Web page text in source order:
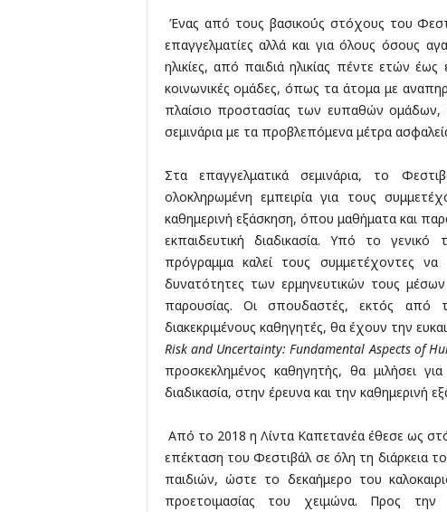
Ένας από τους βασικούς στόχους του
επαγγελματίες αλλά και για όλους όσους
ηλικίες, από παιδιά ηλικίας πέντε ετών
κοινωνικές ομάδες, όπως τα άτομα με
πλαίσιο προστασίας των ευπαθών
σεμινάρια με τα προβλεπόμενα μέτρα
Στα επαγγελματικά σεμινάρια, το
ολοκληρωμένη εμπειρία για τους
καθημερινή εξάσκηση, όπου μαθήματα και
εκπαιδευτική διαδικασία. Yπό το γενικό
πρόγραμμα καλεί τους συμμετέχοντες
δυνατότητες των ερμηνευτικών τους
παρουσίας. Οι σπουδαστές, εκτός από
διακεκριμένους καθηγητές, θα έχουν την
Risk and Uncertainty: Fundamental Aspects of
προσκεκλημένος καθηγητής, θα μιλήσει
διαδικασία, στην έρευνα και την καθημερινή
Από το 2018 η Λίντα Καπετανέα έθεσε ως
επέκταση του Φεστιβάλ σε όλη τη διάρκεια
παιδιών, ώστε το δεκαήμερο του
προετοιμασίας του χειμώνα. Προς